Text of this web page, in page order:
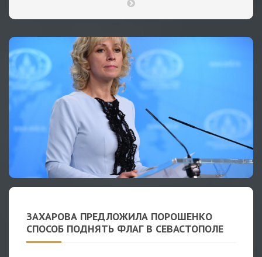
ЗАХАРОВА ПРЕДЛОЖИЛА ПОРОШЕНКО
СПОСОБ ПОДНЯТЬ ФЛАГ В СЕВАСТОПОЛЕ